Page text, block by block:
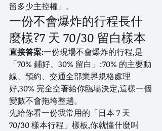
留多少主控權」。
一份不會爆炸的行程長什
麼樣?7 天 70/30 留白樣本
直接答案:一份現場不會爆炸的行程,是
「70% 鋪好、30% 留白」:70% 的主要動
線、預約、交通全部業界規格處理
好,30% 完全空著給你臨場決定,這樣一個
變數不會拖垮整趟。
先給你看一份我常用的「日本 7 天
70/30 樣本行程」樣板,你就懂什麼叫